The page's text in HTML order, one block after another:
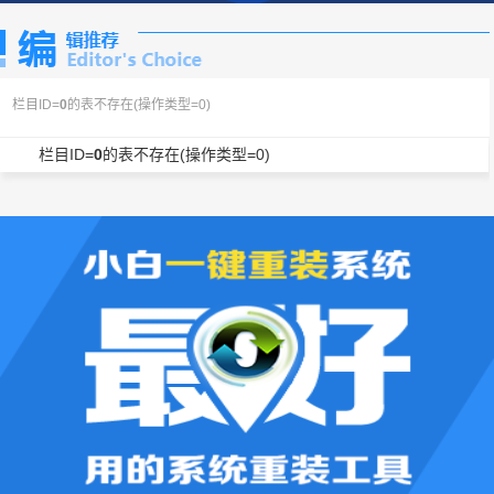
栏目ID=0的表不存在(操作类型=0)
栏目ID=0的表不存在(操作类型=0)